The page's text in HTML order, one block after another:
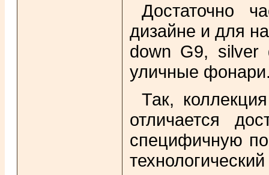
Достаточно
дизайне и для
down G9, silver
уличные
Так,
отличается
специфичную